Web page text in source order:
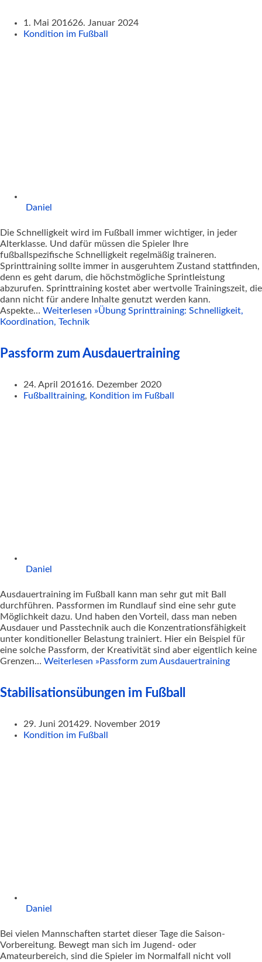
1. Mai 201626. Januar 2024
Kondition im Fußball
Daniel
Die Schnelligkeit wird im Fußball immer wichtiger, in jeder
Alterklasse. Und dafür müssen die Spieler Ihre
fußballspezifische Schnelligkeit regelmäßig traineren.
Sprinttraining sollte immer in ausgeruhtem Zustand stattfinden,
denn es geht darum, die höchstmögliche Sprintleistung
abzurufen. Sprinttraining kostet aber wertvolle Trainingszeit, die
dann nicht für andere Inhalte genutzt werden kann.
Aspekte… Weiterlesen »Übung Sprinttraining: Schnelligkeit,
Koordination, Technik
Passform zum Ausdauertraining
24. April 201616. Dezember 2020
Fußballtraining, Kondition im Fußball
Daniel
Ausdauertraining im Fußball kann man sehr gut mit Ball
durchführen. Passformen im Rundlauf sind eine sehr gute
Möglichkeit dazu. Und haben den Vorteil, dass man neben
Ausdauer und Passtechnik auch die Konzentrationsfähigkeit
unter konditioneller Belastung trainiert. Hier ein Beispiel für
eine solche Passform, der Kreativität sind aber eigentlich keine
Grenzen… Weiterlesen » Passform zum Ausdauertraining
Stabilisationsübungen im Fußball
29. Juni 201429. November 2019
Kondition im Fußball
Daniel
Bei vielen Mannschaften startet dieser Tage die Saison-
Vorbereitung. Bewegt man sich im Jugend- oder
Amateurbereich, sind die Spieler im Normalfall nicht voll